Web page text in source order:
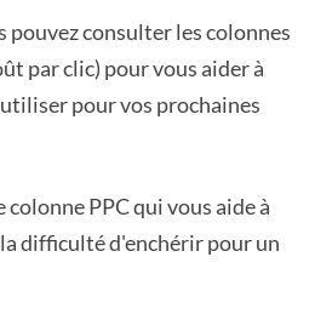
pouvez consulter les colonnes
par clic) pour vous aider à
pour vos prochaines
PPC qui vous aide à
difficulté d'enchérir pour un